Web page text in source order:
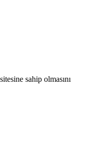
sahip olmasını